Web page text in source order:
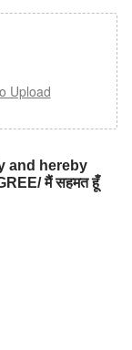
Upload
and hereby
मैं सहमत हूँ